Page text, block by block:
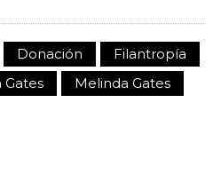
Donación
Filantropía
Gates
Melinda Gates